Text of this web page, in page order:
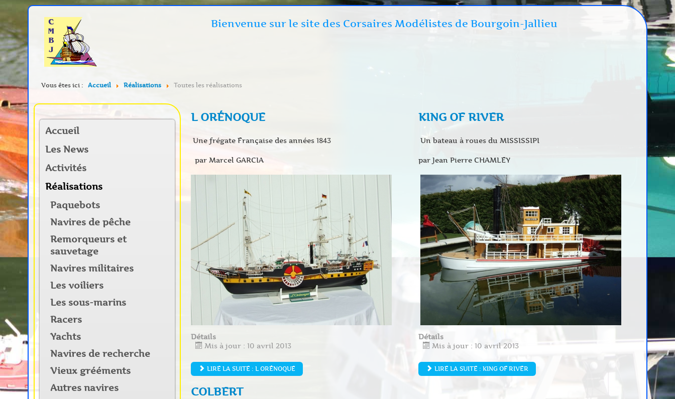
Bienvenue sur le site des Corsaires Modélistes de Bourgoin-Jallieu
Vous êtes ici : Accueil Réalisations Toutes les réalisations
Accueil
Les News
Activités
Réalisations
Paquebots
Navires de pêche
Remorqueurs et
sauvetage
Navires militaires
Les voiliers
Les sous-marins
Racers
Yachts
Navires de recherche
Vieux grééments
Autres navires
L ORÉNOQUE
Une frégate Française des années 1843
par Marcel GARCIA
Détails
Mis à jour : 10 avril 2013
LIRE LA SUITE : L ORÉNOQUE
KING OF RIVER
Un bateau à roues du MISSISSIPI
par Jean Pierre CHAMLEY
Détails
Mis à jour : 10 avril 2013
LIRE LA SUITE : KING OF RIVER
COLBERT